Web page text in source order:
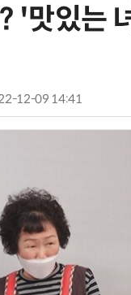
'맛있는
12-09 14:41